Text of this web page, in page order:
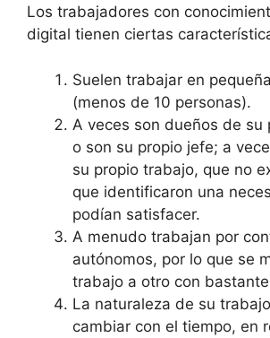
Los trabajadores con
digital tienen ciertas
Suelen trabajar en
(menos de 10 personas).
A veces son dueños de su
o son su propio jefe; a
su propio trabajo, que no
que identificaron una
podían satisfacer.
A menudo trabajan por
autónomos, por lo que se
trabajo a otro con
La naturaleza de su
cambiar con el tiempo, en